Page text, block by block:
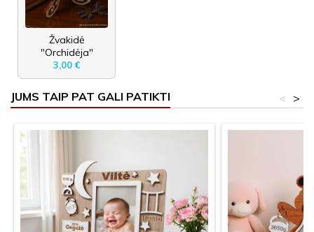
Žvakidė
"Orchidėja"
3,00 €
JUMS TAIP PAT GALI PATIKTI >
<